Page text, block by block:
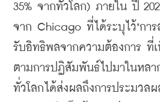
35% จากทั่วโลก) ภายใน ปี
จาก Chicago ที่ได้ระบุไว้"กา
รับอิทธิพลจากความต้องการ ที่
ตามการปฏิสัมพันธ์ไปมาในหล
ทั่วโลกได้ส่งผลถึงการประมวลผ